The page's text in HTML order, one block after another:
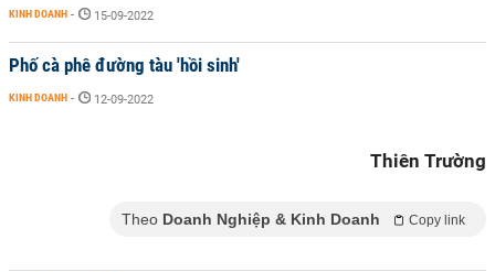
KINH DOANH - 15-09-2022
Phố cà phê đường tàu 'hồi sinh'
KINH DOANH - 12-09-2022
Thiên Trường
Theo Doanh Nghiệp & Kinh Doanh Copy link